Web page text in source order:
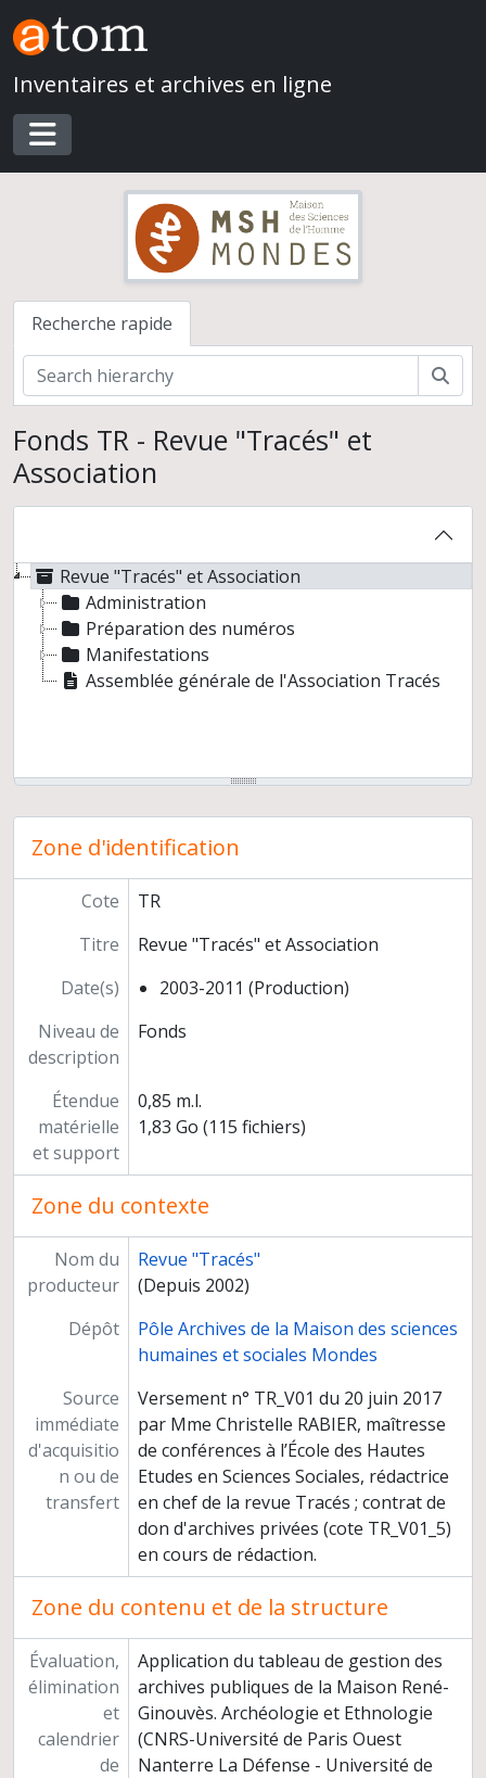
Skip to main content
Inventaires et archives en ligne
Toggle navigation
Recherche rapide
Fonds TR - Revue "Tracés" et
Association
Revue "Tracés" et Association
Administration
Préparation des numéros
Manifestations
Assemblée générale de l'Association Tracés
Zone d'identification
Cote
TR
Titre
Revue "Tracés" et Association
Date(s)
2003-2011 (Production)
Niveau de
description
Fonds
Étendue
matérielle
et support
0,85 m.l.
1,83 Go (115 fichiers)
Zone du contexte
Nom du
producteur
Revue "Tracés"
(Depuis 2002)
Dépôt
Pôle Archives de la Maison des sciences
humaines et sociales Mondes
Source
immédiate
d'acquisitio
n ou de
transfert
Versement n° TR_V01 du 20 juin 2017
par Mme Christelle RABIER, maîtresse
de conférences à l’École des Hautes
Etudes en Sciences Sociales, rédactrice
en chef de la revue Tracés ; contrat de
don d'archives privées (cote TR_V01_5)
en cours de rédaction.
Zone du contenu et de la structure
Évaluation,
élimination
et
calendrier
de
Application du tableau de gestion des
archives publiques de la Maison René-
Ginouvès. Archéologie et Ethnologie
(CNRS-Université de Paris Ouest
Nanterre La Défense - Université de